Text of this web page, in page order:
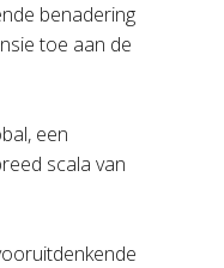
benadering
toe aan de
een
scala van